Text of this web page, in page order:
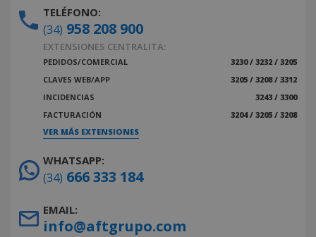
TELÉFONO:
(34) 958 208 900
EXTENSIONES CENTRALITA:
PEDIDOS/COMERCIAL
3230 / 3232 / 3205
CLAVES WEB/APP
3205 / 3208 / 3312
INCIDENCIAS
3243 / 3300
FACTURACIÓN
3204 / 3205 / 3208
VER MÁS EXTENSIONES
WHATSAPP:
(34) 666 333 184
EMAIL:
info@aftgrupo.com